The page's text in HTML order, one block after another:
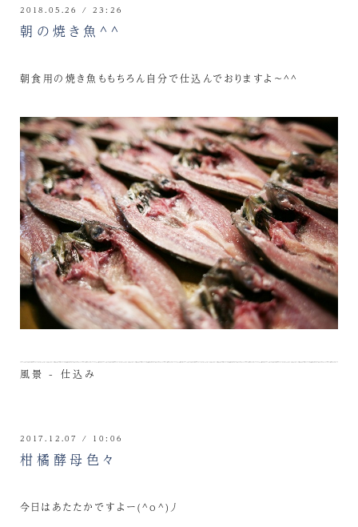
2018.05.26 / 23:26
朝の焼き魚^^
朝食用の焼き魚ももちろん自分で仕込んでおりますよ～^^
風景 - 仕込み
2017.12.07 / 10:06
柑橘酵母色々
今日はあたたかですよー(^o^)丿